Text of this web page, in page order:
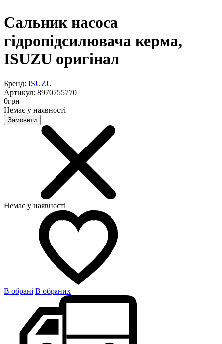
Сальник насоса
гідропідсилювача керма,
ISUZU оригінал
Бренд: ISUZU
Артикул: 8970755770
0грн
Немає у наявності
Замовити
Немає у наявності
В обрані В обраних